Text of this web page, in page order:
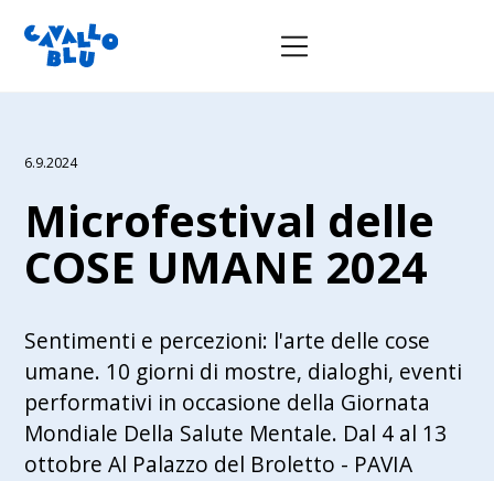
6.9.2024
Microfestival delle
COSE UMANE 2024
Sentimenti e percezioni: l'arte delle cose
umane. 10 giorni di mostre, dialoghi, eventi
performativi in occasione della Giornata
Mondiale Della Salute Mentale. Dal 4 al 13
ottobre Al Palazzo del Broletto - PAVIA